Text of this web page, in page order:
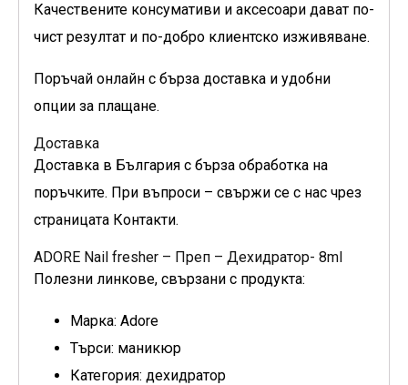
Качествените консумативи и аксесоари дават по-
чист резултат и по-добро клиентско изживяване.
Поръчай онлайн с бърза доставка и удобни
опции за плащане.
Доставка
Доставка в България с бърза обработка на
поръчките. При въпроси – свържи се с нас чрез
страницата Контакти.
ADORE Nail fresher – Преп – Дехидратор- 8ml
Полезни линкове, свързани с продукта:
Марка: Adore
Търси: маникюр
Категория: дехидратор